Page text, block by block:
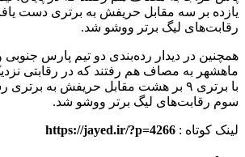
یازده بر سه مقابل حریفش به برتری دست
رقابت‌های لیگ برتر ووشو شد.
همچنین در دیدار رده‌بندی دو تیم پارس
ماهشهر به مصاف هم رفتند که در رقابتی
با برتری ۹ بر هشت مقابل حریفش به
سوم رقابت‌های لیگ برتر ووشو شد.
لینک کوتاه : https://jayed.ir/?p=4266